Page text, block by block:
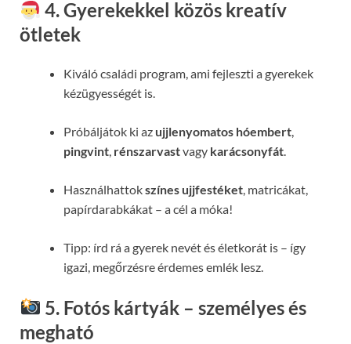
4. Gyerekekkel közös kreatív
ötletek
Kiváló családi program, ami fejleszti a gyerekek
kézügyességét is.
Próbáljátok ki az ujjlenyomatos hóembert,
pingvint, rénszarvastvagy karácsonyfát.
Használhattokszínes ujjfestéket, matricákat,
papírdarabkákat – a cél a móka!
Tipp: írd rá a gyerek nevét és életkorát is – így
igazi, megőrzésre érdemes emlék lesz.
5. Fotós kártyák – személyes és
megható